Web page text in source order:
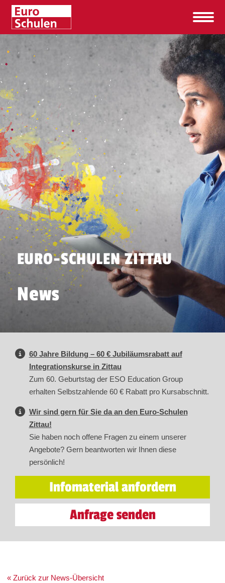
EURO-SCHULEN ZITTAU
News
60 Jahre Bildung – 60 € Jubiläumsrabatt auf
Integrationskurse in Zittau
Zum 60. Geburtstag der ESO Education Group
erhalten Selbstzahlende 60 € Rabatt pro Kursabschnitt.
Wir sind gern für Sie da an den Euro-Schulen
Zittau!
Sie haben noch offene Fragen zu einem unserer
Angebote? Gern beantworten wir Ihnen diese
persönlich!
Infomaterial anfordern
Anfrage senden
« Zurück zur News-Übersicht